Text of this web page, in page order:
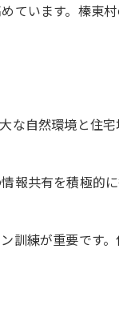
深い絆の大切さ
東村の住所管理術
東村のマナーと
ています。榛東
自然環境と住
報共有を積極的
訓練が重要です